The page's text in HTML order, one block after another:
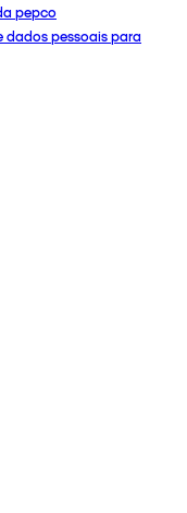
pepco
dados pessoais para